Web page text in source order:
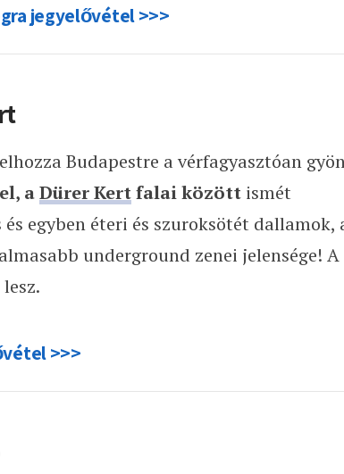
jegyelővétel >>>
Budapestre a vérfagyasztóan
aDürer Kertfalai közöttismét
egyben éteri és szuroksötét
underground zenei jelensége! A
lesz.
>>>